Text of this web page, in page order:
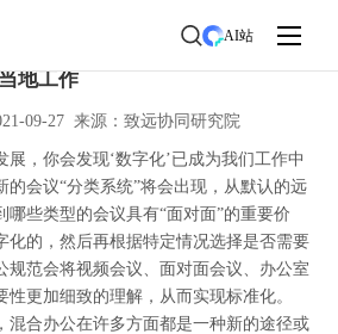
AI站
地工作
09-27 来源：致远协同研究院
展，你会发现‘数字化’已成为我们工作中
的会议“分类系统”将会出现，从默认的远
哪些类型的会议具有“面对面”的重要价
化的，然后再根据特定情况选择是否需要
规范会将视频会议、面对面会议、办公室
更加细致的理解，从而实现标准化。
混合办公在许多方面都是一种新的途径或